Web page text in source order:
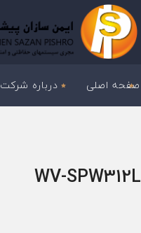
صفحه اصلی درباره شرکت
WV-SPW312L